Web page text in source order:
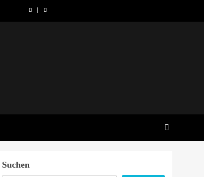
Suchen